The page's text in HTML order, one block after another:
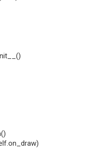
()
()
.on_draw)